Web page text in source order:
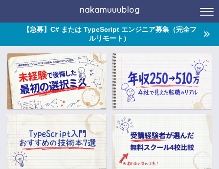
nakamuuublog
【急募】C# または TypeScript エンジニア募集（完全フ
ルリモート）